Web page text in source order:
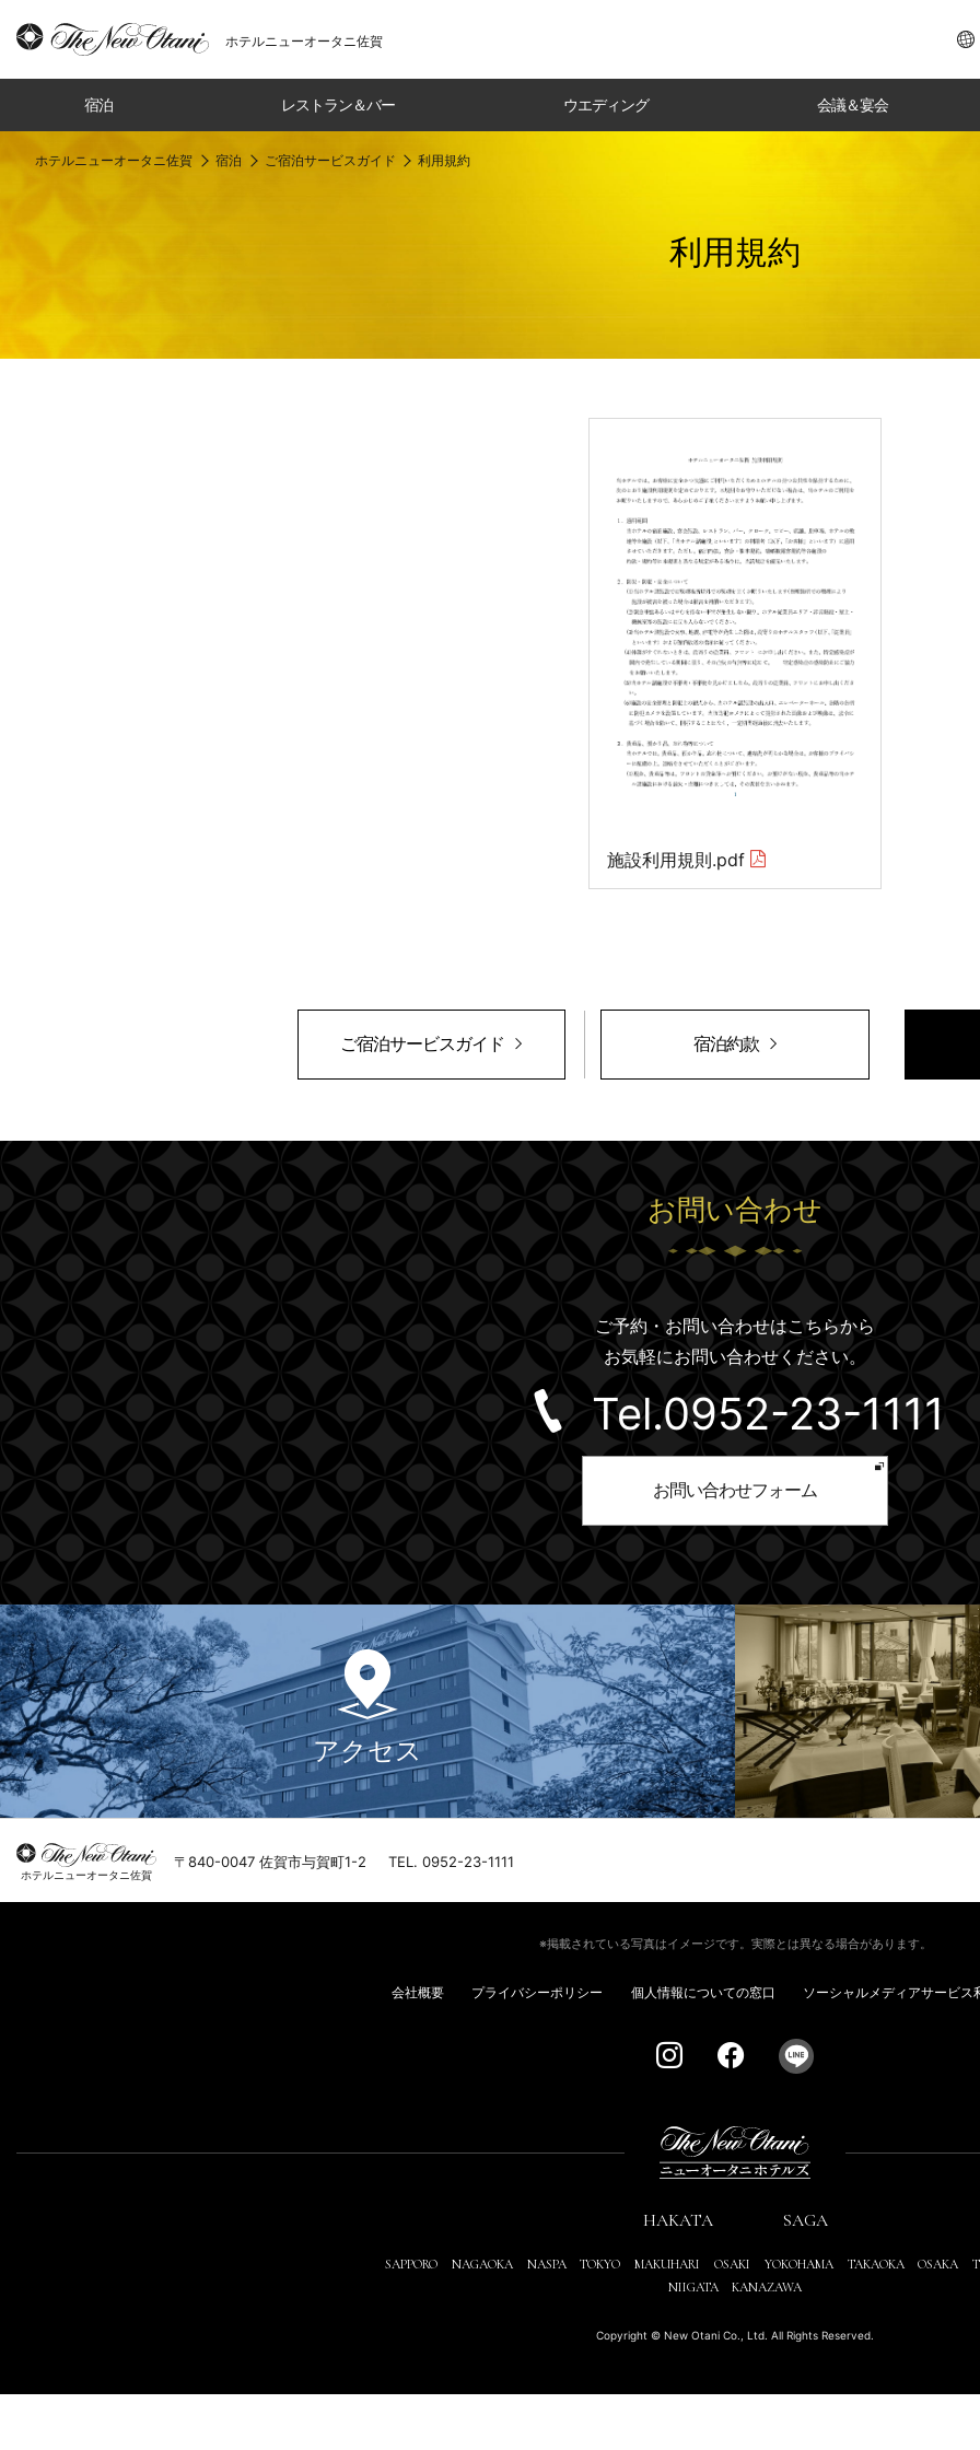
ホテルニューオータニ佐賀
宿泊 レストラン＆バー ウエディング 会議＆宴会
ホテルニューオータニ佐賀 宿泊 ご宿泊サービスガイド 利用規約
利用規約
施設利用規則.pdf
ご宿泊サービスガイド 宿泊約款
お問い合わせ
ご予約・お問い合わせはこちらから
お気軽にお問い合わせください。
Tel.0952-23-1111
お問い合わせフォーム
アクセス
ホテルニューオータニ佐賀
〒840-0047 佐賀市与賀町1-2 TEL. 0952-23-1111
※掲載されている写真はイメージです。実際とは異なる場合があります。
会社概要 プライバシーポリシー 個人情報についての窓口 ソーシャルメディアサービス
HAKATA SAGA
SAPPORO NAGAOKA NASPA TOKYO MAKUHARI OSAKI YOKOHAMA TAKAOKA OSAKA
NIIGATA
KANAZAWA
Copyright © New Otani Co., Ltd. All Rights Reserved.